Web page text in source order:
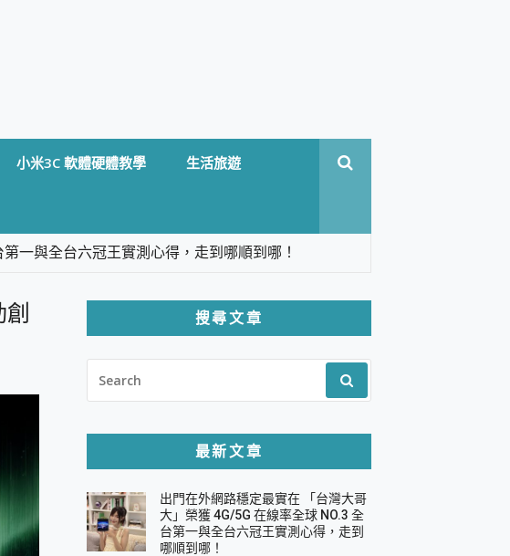
小米3C 軟體硬體教學 生活旅遊
一與全台六冠王實測心得，走到哪順到哪！
影機 SpotCam Solo 3 2.5K高畫質戶外攝影機 開箱 評
薄商務筆電 Copilot+ PC
、持久續航與 IP69K 高防護
本 開箱 評測
或SD卡
年末優惠，一篇全看懂
彩膠囊投影機｜結合「 智慧投影 & 煥彩流動 」的沈浸
搜尋文章
FOR:
最新文章
出門在外網路穩定最實在 「台灣大哥
大」榮獲 4G/5G 在線率全球 NO.3 全
台第一與全台六冠王實測心得，走到
哪順到哪！